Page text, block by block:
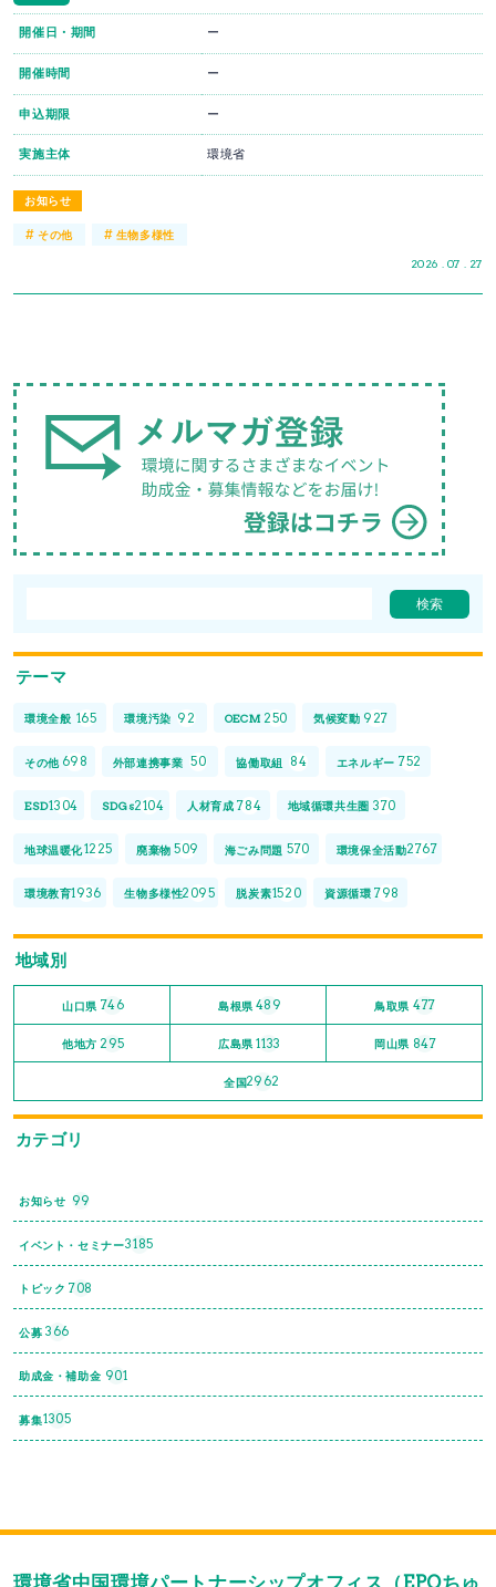
お知らせ
2026 . 07 . 27
開催日・期間 ー
開催時間 ー
申込期限 ー
実施主体 環境省
#その他 # 生物多様性
テーマ
環境全般 165 環境汚染 92 OECM 250 気候変動 927
その他 698 外部連携事業 50 協働取組 84 エネルギー 752
ESD1304 SDGs2104 人材育成 784 地域循環共生圏 370
地球温暖化1225 廃棄物 509 海ごみ問題 570 環境保全活動2767
環境教育1936 生物多様性2095 脱炭素1520 資源循環 798
地域別
山口県 746 島根県 489 鳥取県 477
他地方 295 広島県 1133 岡山県 847
全国2962
カテゴリ
お知らせ 99
イベント・セミナー3185
トピック 708
公募 366
助成金・補助金 901
募集1305
環境省中国環境パートナーシップオフィス（EPOちゅ